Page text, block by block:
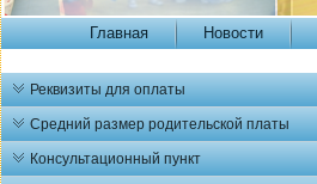
Главная Новости
Реквизиты для оплаты
Средний размер родительской платы
Консультационный пункт